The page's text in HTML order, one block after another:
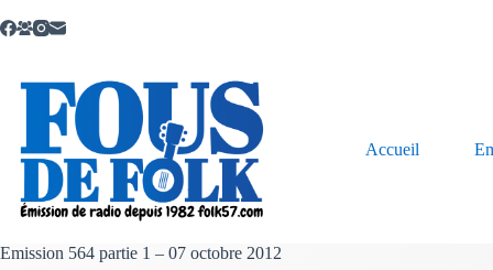
au
Accueil
Emission 564 partie 1 – 07 octobre 2012